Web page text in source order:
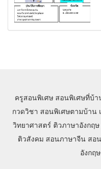
ครูสอนพิเศษ สอนพิเศษที่บ้า
กวดวิชา สอนพิเศษตามบ้าน
วิทยาศาสตร์ ติวภาษาอังกฤษ
ติวสังคม สอนภาษาจีน สอ
อังกฤ